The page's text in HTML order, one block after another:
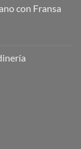
con Fransa